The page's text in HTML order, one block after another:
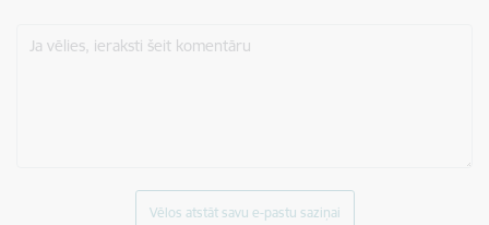
Ja vēlies, ieraksti šeit komentāru
Vēlos atstāt savu e-pastu saziņai